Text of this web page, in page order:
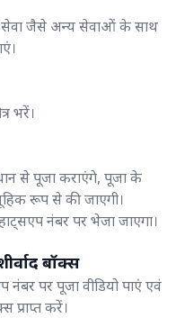
सेवा जैसे अन्य सेवाओं के साथ
भरें।
से पूजा कराएंगे, पूजा के
रूप से की जाएगी।
नंबर पर भेजा जाएगा।
बॉक्स
पर पूजा वीडियो पाएं एवं
प्राप्त करें।